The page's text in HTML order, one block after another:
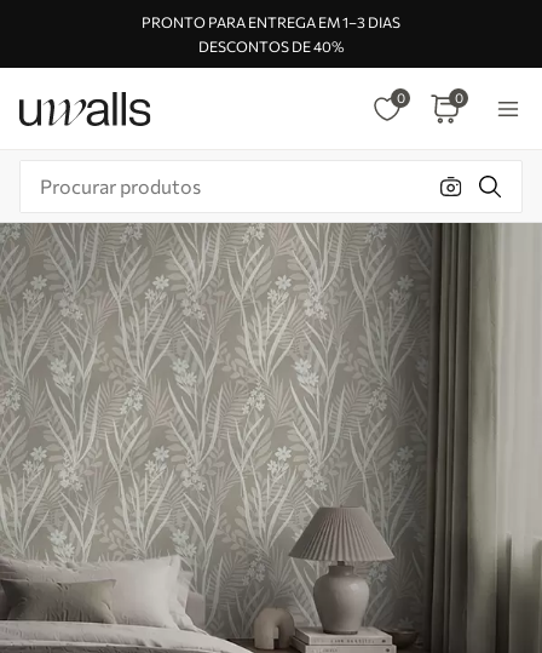
PRONTO PARA ENTREGA EM 1–3 DIAS
DESCONTOS DE 40%
0 0